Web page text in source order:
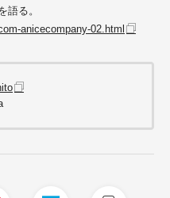
語る。
anicecompany-02.html